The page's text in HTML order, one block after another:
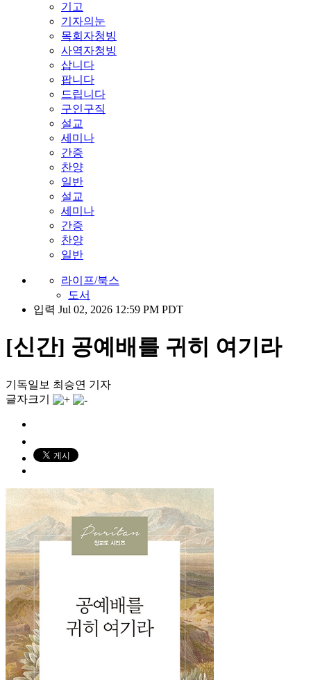
기고
기자의눈
목회자청빙
사역자청빙
삽니다
팝니다
드립니다
구인구직
설교
세미나
간증
찬양
일반
설교
세미나
간증
찬양
일반
라이프/북스
도서
입력 Jul 02, 2026 12:59 PM PDT
[신간] 공예배를 귀히 여기라
기독일보 최승연 기자
글자크기